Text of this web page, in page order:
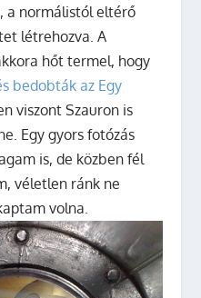
a normálistól eltérő
létrehozva. A
hőt termel, hogy
bedobták az Egy
viszont Szauron is
Egy gyors fotózás
is, de közben fél
véletlen ránk ne
volna.